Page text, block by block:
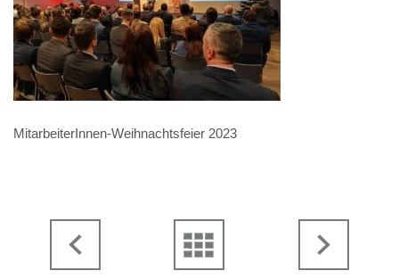
MitarbeiterInnen-Weihnachtsfeier 2023